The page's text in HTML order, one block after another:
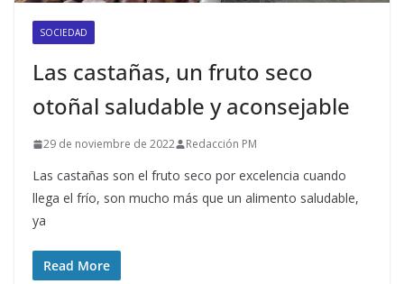
SOCIEDAD
Las castañas, un fruto seco
otoñal saludable y aconsejable
29 de noviembre de 2022 Redacción PM
Las castañas son el fruto seco por excelencia cuando
llega el frío, son mucho más que un alimento saludable,
ya
Read More